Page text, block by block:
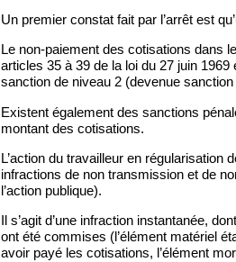
Un premier constat fait par l’arrêt est
Le non-paiement des cotisations dans
articles 35 à 39 de la loi du 27 juin
sanction de niveau 2 (devenue
Existent également des sanctions
montant des cotisations.
L’action du travailleur en
infractions de non transmission et de
l’action publique).
Il s’agit d’une infraction instantanée,
ont été commises (l’élément matériel
avoir payé les cotisations, l’élément